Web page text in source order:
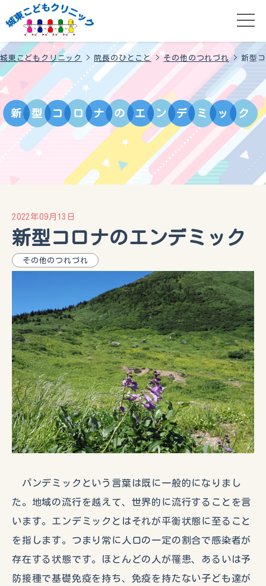
城東こどもクリニック > 院長のひとこと>その他のつれづれ>新型
新 型 コ ロ ナ の エ ン デ ミ ッ ク
2022年09月13日
新型コロナのエンデミック
その他のつれづれ
パンデミックという言葉は既に一般的になりまし
た。地域の流行を越えて、世界的に流行することを言
います。エンデミックとはそれが平衡状態に至ること
を指します。つまり常に人口の一定の割合で感染者が
存在する状態です。ほとんどの人が罹患、あるいは予
防接種で基礎免疫を持ち、免疫を持たない子ども達が